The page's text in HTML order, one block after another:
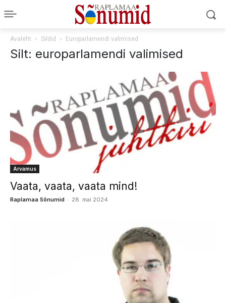
Avaleht Sildid Europarlamendi valimised
Silt: europarlamendi valimised
Arvamus
Vaata, vaata, vaata mind!
Raplamaa Sõnumid - 28. mai 2024